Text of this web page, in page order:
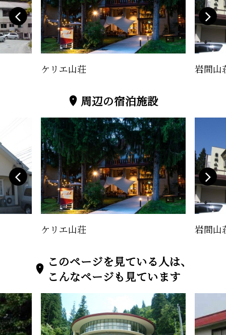
ケリエ山荘 岩間山
周辺の宿泊施設
ケリエ山荘 岩間山
このページを見ている人は、
こんなページも見ています